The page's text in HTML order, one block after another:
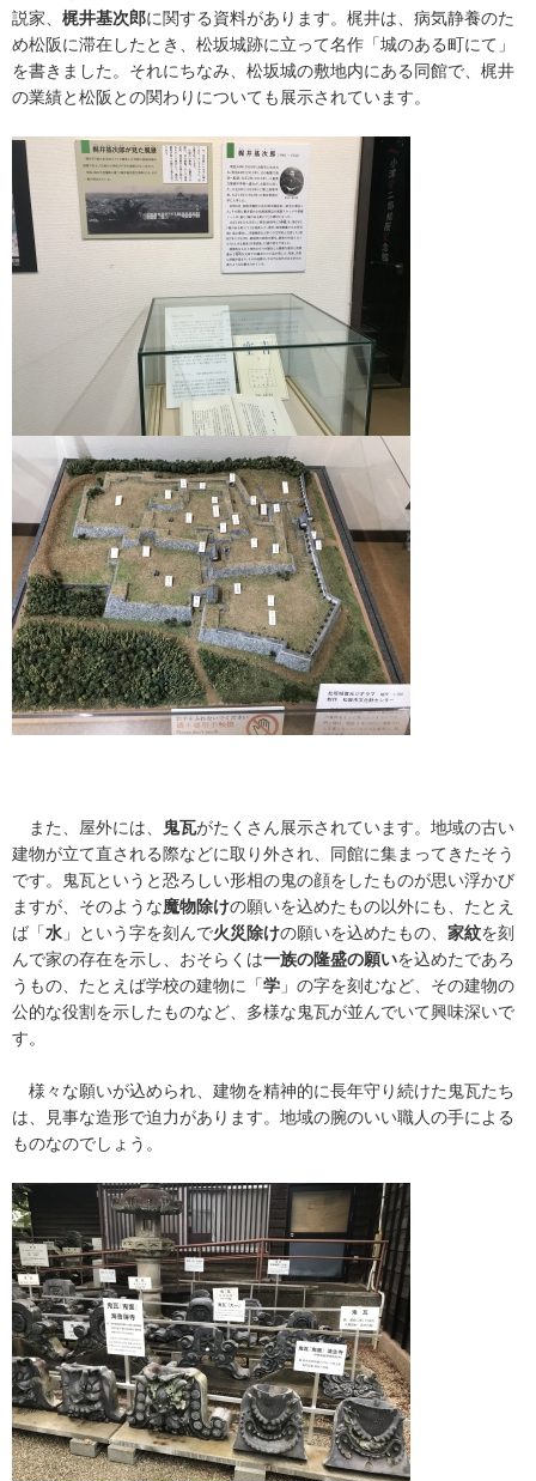
説家、 梶井基次郎に関する資料があります。梶井は、病気静養のた
め松阪に滞在したとき、松坂城跡に立って名作「城のある町にて」
を書きました。それにちなみ、松坂城の敷地内にある同館で、梶井
の業績と松阪との関わりについても展示されています。
また、屋外には、 鬼瓦がたくさん展示されています。地域の古い
建物が立て直される際などに取り外され、同館に集まってきたそう
です。鬼瓦というと恐ろしい形相の鬼の顔をしたものが思い浮かび
ますが、そのような魔物除けの願いを込めたもの以外にも、たとえ
ば「水 」という字を刻んで火災除けの願いを込めたもの、 家紋を刻
んで家の存在を示し、おそらくは一族の隆盛の願いを込めたであろ
うもの、たとえば学校の建物に「学 」の字を刻むなど、その建物の
公的な役割を示したものなど、多様な鬼瓦が並んでいて興味深いで
す。
様々な願いが込められ、建物を精神的に長年守り続けた鬼瓦たち
は、見事な造形で迫力があります。地域の腕のいい職人の手による
ものなのでしょう。